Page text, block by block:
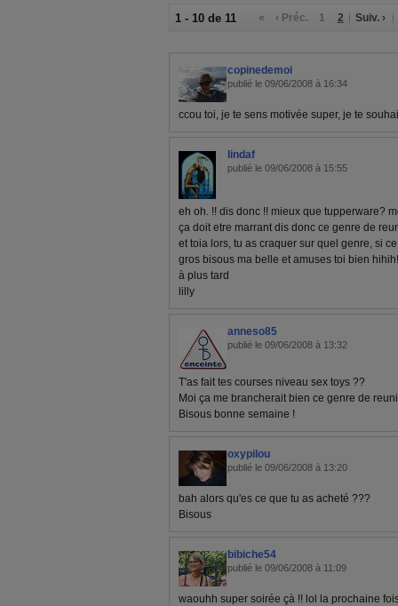
1 - 10 de 11 « ‹ Préc. 1 2 Suiv. ›
copinedemoi
publié le 09/06/2008 à 16:34
ccou toi, je te sens motivée super, je te
lindaf
publié le 09/06/2008 à 15:55
eh oh. !! dis donc !! mieux que tupperware?
ça doit etre marrant dis donc ce genre de
et toia lors, tu as craquer sur quel genre, si
gros bisous ma belle et amuses toi bien
à plus tard
lilly
anneso85
publié le 09/06/2008 à 13:32
T'as fait tes courses niveau sex toys ??
Moi ça me brancherait bien ce genre de
Bisous bonne semaine !
oxypilou
publié le 09/06/2008 à 13:20
bah alors qu'es ce que tu as acheté ???
Bisous
bibiche54
publié le 09/06/2008 à 11:09
waouhh super soirée çà !! lol la prochaine